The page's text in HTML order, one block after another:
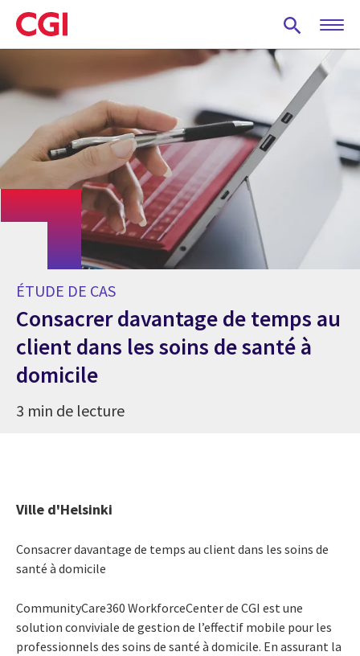
Skip
to
main
ÉTUDE DE CAS
Consacrer davantage de temps au
client dans les soins de santé à
domicile
3 min de lecture
Ville d'Helsinki
Consacrer davantage de temps au client dans les soins de
santé à domicile
CommunityCare360 WorkforceCenter de CGI est une
solution conviviale de gestion de l’effectif mobile pour les
professionnels des soins de santé à domicile. En assurant la